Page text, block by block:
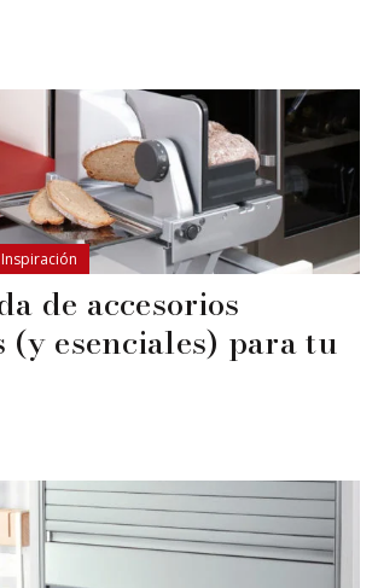
Inspiración
de accesorios
(y esenciales) para tu